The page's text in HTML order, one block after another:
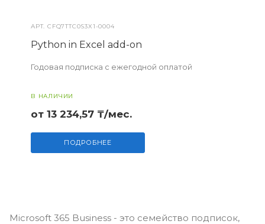
АРТ.CFQ7TTC0S3X1-0004
Python in Excel add-on
Годовая подписка с ежегодной оплатой
В НАЛИЧИИ
от 13 234,57 ₸/мес.
ПОДРОБНЕЕ
Microsoft 365 Business - это семейство подписок,